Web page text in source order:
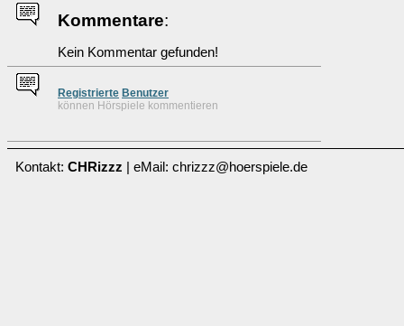
Kommentare:
Kein Kommentar gefunden!
Registrierte Benutzer
können Hörspiele kommentieren
Kontakt: CHRizzz | eMail: chrizzz@hoerspiele.de